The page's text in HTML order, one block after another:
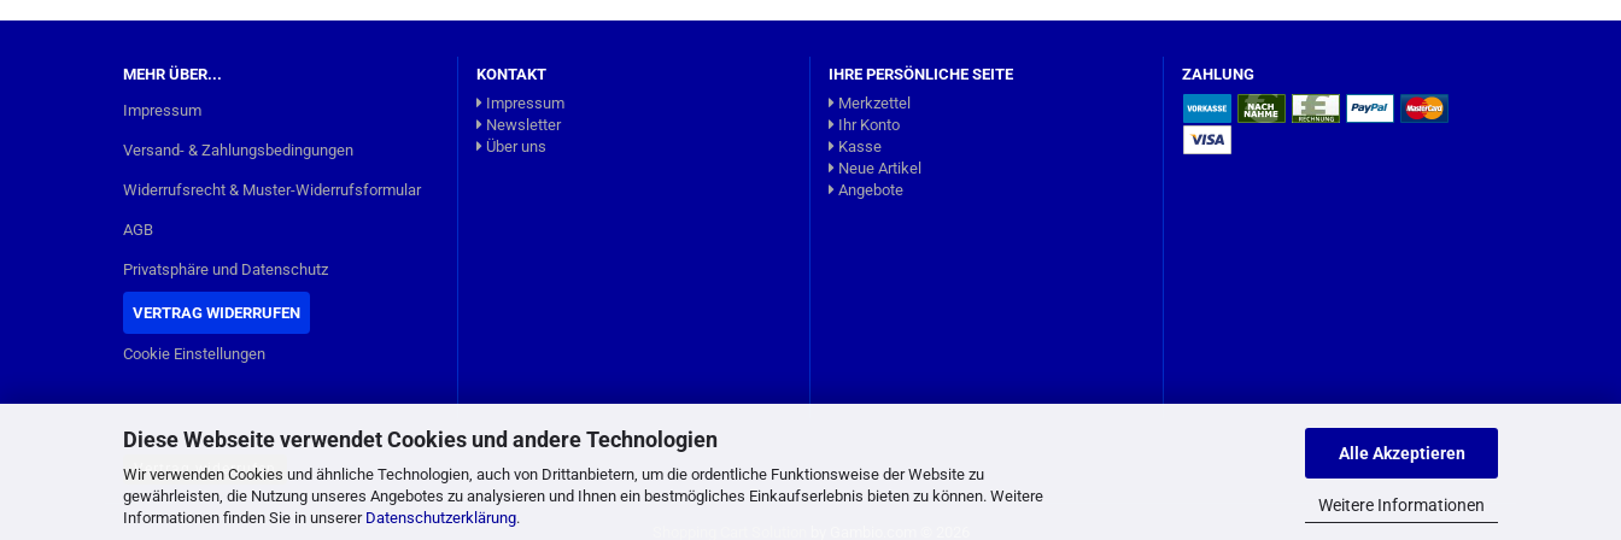
Diese Webseite verwendet Cookies und andere Technologien
Wir verwenden Cookies und ähnliche Technologien, auch von Drittanbietern, um die ordentliche Funktionsweise der Website zu
gewährleisten, die Nutzung unseres Angebotes zu analysieren und Ihnen ein bestmögliches Einkaufserlebnis bieten zu können. Weitere
Informationen finden Sie in unserer Datenschutzerklärung.
Alle Akzeptieren
Weitere Informationen
MEHR ÜBER...
Impressum
Versand- & Zahlungsbedingungen
Widerrufsrecht & Muster-Widerrufsformular
AGB
Privatsphäre und Datenschutz
VERTRAG WIDERRUFEN
Cookie Einstellungen
KONTAKT
Impressum
Newsletter
Über uns
IHRE PERSÖNLICHE SEITE
Merkzettel
Ihr Konto
Kasse
Neue Artikel
Angebote
ZAHLUNG
Vertrag widerrufen